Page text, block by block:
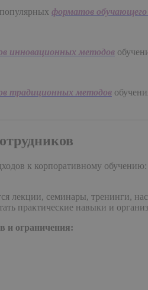
форматов
инновационных методов
традиционных методов
к корпоративному
лекции, семинары, тренинги,
практические навыки и
и ограничения: